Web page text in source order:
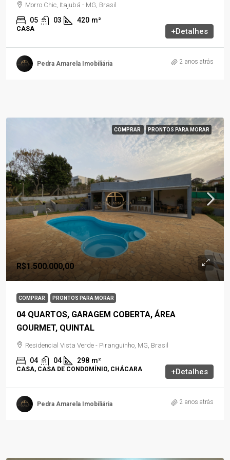
Morro Chic, Itajubá - MG, Brasil
05 03 420 m²
CASA +Detalhes
Pedra Amarela Imobiliária 2 anos atrás
COMPRAR PRONTOS PARA MORAR
R$1.500.000,00
COMPRAR PRONTOS PARA MORAR
04 QUARTOS, GARAGEM COBERTA, ÁREA
GOURMET, QUINTAL
Residencial Vista Verde - Piranguinho, MG, Brasil
04 04 298 m²
CASA, CASA DE CONDOMÍNIO, CHÁCARA +Detalhes
Pedra Amarela Imobiliária 2 anos atrás